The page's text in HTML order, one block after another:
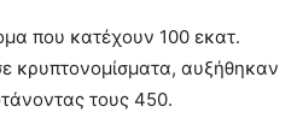
που κατέχουν 100 εκατ.
κρυπτονομίσματα, αυξήθηκαν
τους 450.